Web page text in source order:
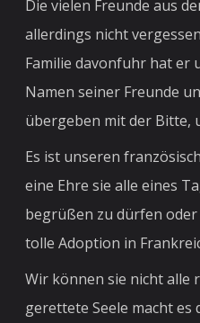
Die vielen Freunde aus
allerdings nicht
Familie davonfuhr hat er
Namen seiner Freunde
übergeben mit der Bitte,
Es ist unseren
eine Ehre sie alle eines
begrüßen zu dürfen
tolle Adoption in
Wir können sie nicht alle
gerettete Seele macht es